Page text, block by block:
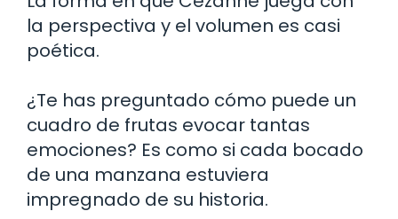
la perspectiva y el volumen es casi
poética.
¿Te has preguntado cómo puede un
cuadro de frutas evocar tantas
emociones? Es como si cada bocado
de una manzana estuviera
impregnado de su historia.